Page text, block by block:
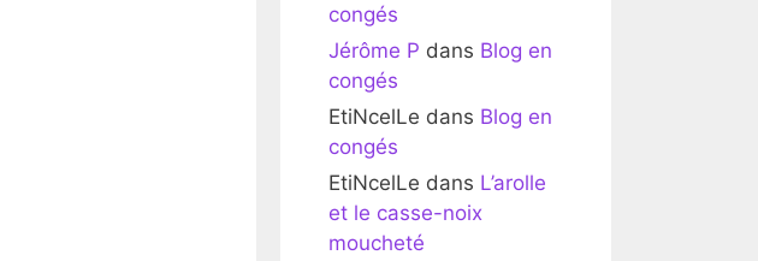
congés
Jérôme P dans Blog en
congés
EtiNcelLe dans Blog en
congés
EtiNcelLe dans L’arolle
et le casse-noix
moucheté